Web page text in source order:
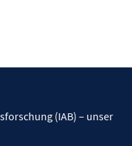
(IAB) – unser